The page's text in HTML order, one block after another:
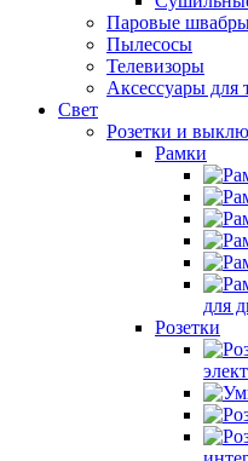
Паровые
Пылесосы
Телевизоры
Аксессуары для
Свет
Розетки и
Рамки
для
Розетки